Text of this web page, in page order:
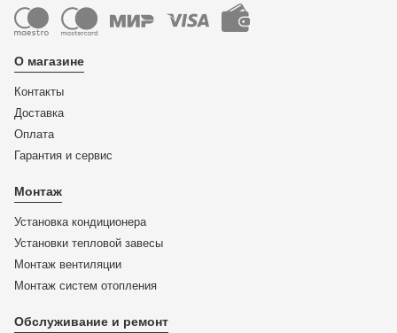
О магазине
Контакты
Доставка
Оплата
Гарантия и сервис
Монтаж
Установка кондиционера
Установки тепловой завесы
Монтаж вентиляции
Монтаж систем отопления
Обслуживание и ремонт